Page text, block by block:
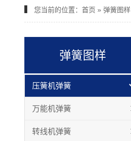
您当前的位置： 首页 » 弹簧图样
弹簧图样
压簧机弹簧
万能机弹簧
转线机弹簧